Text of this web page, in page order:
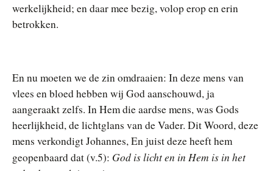
werkelijkheid; en daar mee bezig, volop erop en erin
betrokken.
En nu moeten we de zin omdraaien: In deze mens van
vlees en bloed hebben wij God aanschouwd, ja
aangeraakt zelfs. In Hem die aardse mens, was Gods
heerlijkheid, de lichtglans van de Vader. Dit Woord, deze
mens verkondigt Johannes, En juist deze heeft hem
geopenbaard dat (v.5): God is licht en in Hem is in het